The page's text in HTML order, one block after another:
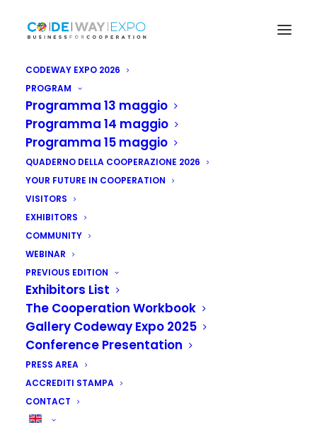
CODEWAY EXPO 2026
PROGRAM
Programma 13 maggio
Programma 14 maggio
Programma 15 maggio
QUADERNO DELLA COOPERAZIONE 2026
YOUR FUTURE IN COOPERATION
VISITORS
EXHIBITORS
COMMUNITY
WEBINAR
PREVIOUS EDITION
Exhibitors List
The Cooperation Workbook
Gallery Codeway Expo 2025
Conference Presentation
PRESS AREA
ACCREDITI STAMPA
CONTACT